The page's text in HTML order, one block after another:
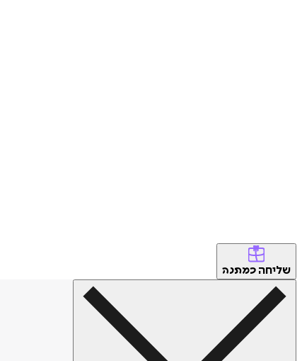
שליחה כמתנה